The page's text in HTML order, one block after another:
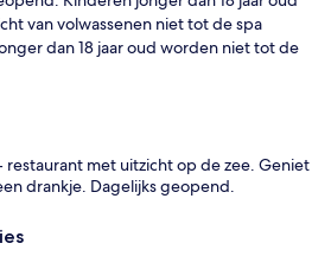
van volwassenen niet tot de spa
dan 18 jaar oud worden niet tot de
restaurant met uitzicht op de zee. Geniet
drankje. Dagelijks geopend.